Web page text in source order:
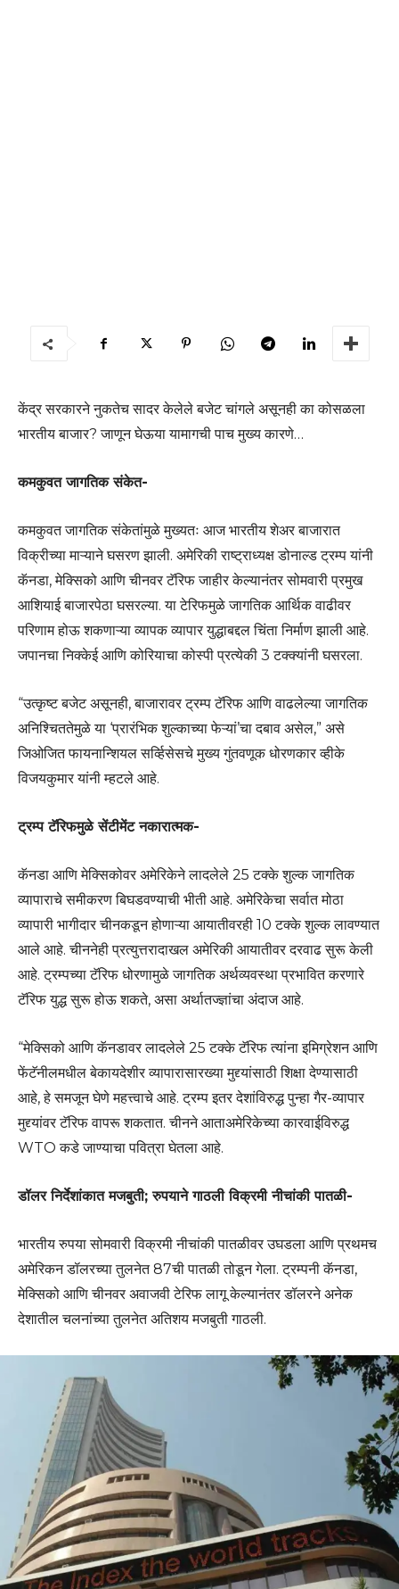
केंद्र सरकारने नुकतेच सादर केलेले बजेट चांगले असूनही का कोसळला
भारतीय बाजार? जाणून घेऊया यामागची पाच मुख्य कारणे…
कमकुवत जागतिक संकेत-
कमकुवत जागतिक संकेतांमुळे मुख्यतः आज भारतीय शेअर बाजारात
विक्रीच्या माऱ्याने घसरण झाली. अमेरिकी राष्ट्राध्यक्ष डोनाल्ड ट्रम्प यांनी
कॅनडा, मेक्सिको आणि चीनवर टॅरिफ जाहीर केल्यानंतर सोमवारी प्रमुख
आशियाई बाजारपेठा घसरल्या. या टेरिफमुळे जागतिक आर्थिक वाढीवर
परिणाम होऊ शकणाऱ्या व्यापक व्यापार युद्धाबद्दल चिंता निर्माण झाली आहे.
जपानचा निक्केई आणि कोरियाचा कोस्पी प्रत्येकी 3 टक्क्यांनी घसरला.
“उत्कृष्ट बजेट असूनही, बाजारावर ट्रम्प टॅरिफ आणि वाढलेल्या जागतिक
अनिश्चिततेमुळे या ‘प्रारंभिक शुल्काच्या फेऱ्यां’चा दबाव असेल,” असे
जिओजित फायनान्शियल सर्व्हिसेसचे मुख्य गुंतवणूक धोरणकार व्हीके
विजयकुमार यांनी म्हटले आहे.
ट्रम्प टॅरिफमुळे सेंटीमेंट नकारात्मक-
कॅनडा आणि मेक्सिकोवर अमेरिकेने लादलेले 25 टक्के शुल्क जागतिक
व्यापाराचे समीकरण बिघडवण्याची भीती आहे. अमेरिकेचा सर्वात मोठा
व्यापारी भागीदार चीनकडून होणाऱ्या आयातीवरही 10 टक्के शुल्क लावण्यात
आले आहे. चीननेही प्रत्युत्तरादाखल अमेरिकी आयातीवर दरवाढ सुरू केली
आहे. ट्रम्पच्या टॅरिफ धोरणामुळे जागतिक अर्थव्यवस्था प्रभावित करणारे
टॅरिफ युद्ध सुरू होऊ शकते, असा अर्थातज्ज्ञांचा अंदाज आहे.
“मेक्सिको आणि कॅनडावर लादलेले 25 टक्के टॅरिफ त्यांना इमिग्रेशन आणि
फेंटॅनीलमधील बेकायदेशीर व्यापारासारख्या मुद्द्यांसाठी शिक्षा देण्यासाठी
आहे, हे समजून घेणे महत्त्वाचे आहे. ट्रम्प इतर देशांविरुद्ध पुन्हा गैर-व्यापार
मुद्द्यांवर टॅरिफ वापरू शकतात. चीनने आताअमेरिकेच्या कारवाईविरुद्ध
WTO कडे जाण्याचा पवित्रा घेतला आहे.
डॉलर निर्देशांकात मजबुती; रुपयाने गाठली विक्रमी नीचांकी पातळी-
भारतीय रुपया सोमवारी विक्रमी नीचांकी पातळीवर उघडला आणि प्रथमच
अमेरिकन डॉलरच्या तुलनेत 87ची पातळी तोडून गेला. ट्रम्पनी कॅनडा,
मेक्सिको आणि चीनवर अवाजवी टेरिफ लागू केल्यानंतर डॉलरने अनेक
देशातील चलनांच्या तुलनेत अतिशय मजबुती गाठली.